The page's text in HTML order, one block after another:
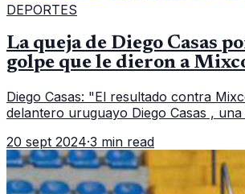
DEPORTES
La queja de Diego Casas
golpe que le dieron a
Diego Casas: "El resultado contra
delantero uruguayo Diego Casas ,
derrota ante
20 sept 2024·3 min read